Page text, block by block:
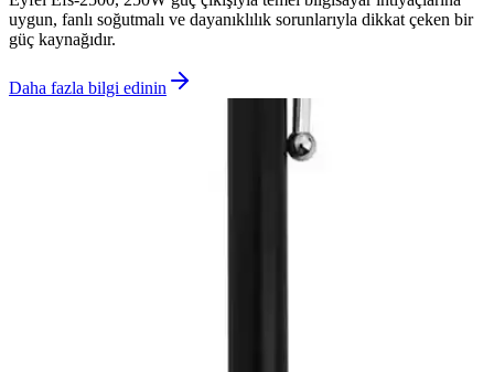
uygun, fanlı soğutmalı ve dayanıklılık sorunlarıyla dikkat çeken bir
güç kaynağıdır.
Daha fazla bilgi edinin